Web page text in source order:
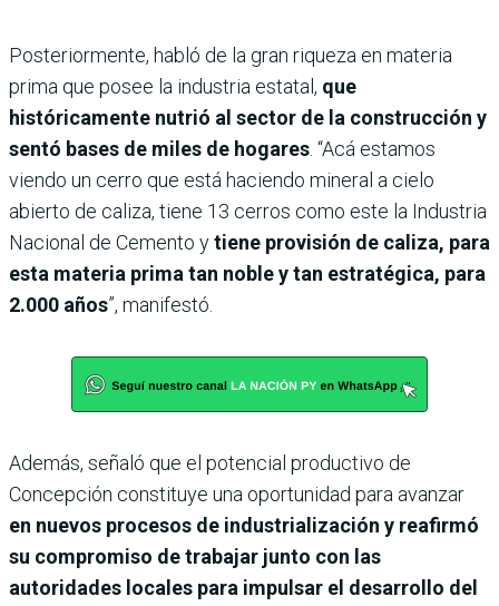
Posteriormente, habló de la gran riqueza en materia
prima que posee la industria estatal, que
históricamente nutrió al sector de la construcción y
sentó bases de miles de hogares . “Acá estamos
viendo un cerro que está haciendo mineral a cielo
abierto de caliza, tiene 13 cerros como este la Industria
Nacional de Cemento ytiene provisión de caliza, para
esta materia prima tan noble y tan estratégica, para
2.000 años”, manifestó.
Además, señaló que el potencial productivo de
Concepción constituye una oportunidad para avanzar
en nuevos procesos de industrialización y reafirmó
su compromiso de trabajar junto con las
autoridades locales para impulsar el desarrollo del